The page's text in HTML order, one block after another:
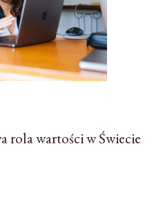
rola wartości w Świecie